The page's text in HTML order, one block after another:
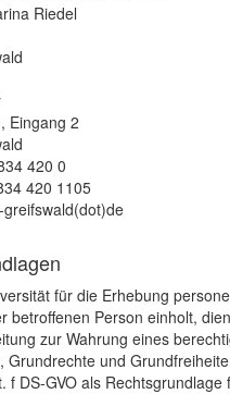
Riedel
Eingang 2
420 0
420 1105
für die Erhebung
betroffenen Person einholt,
zur Wahrung eines
Grundrechte und
f DS-GVO als